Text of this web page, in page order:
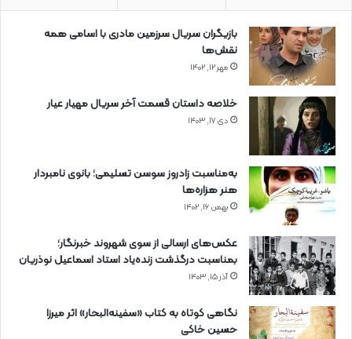
بازیگران سریال سرزمین مادری با اسامی همه
نقش‌ها
مهر ۱۲, ۱۴۰۲
خلاصه داستان قسمت آخر سریال مهیار عیار
دی ۱۷, ۱۴۰۳
به‌مناسبت زادروز سوسن تسلیمی؛ بانوی نامبردار
هنر هزاره‌ها
بهمن ۱۶, ۱۴۰۲
عکس‌های ارسالی از سوی شهروند خبرنگار؛
بمناسبت درگذشت زنده‌یاد استاد اسماعیل نوذریان
آذر ۱۵, ۱۴۰۳
نگاهی کوتاه به کتاب «سفینه‌البحار» اثر میرزا
حسین خاکی